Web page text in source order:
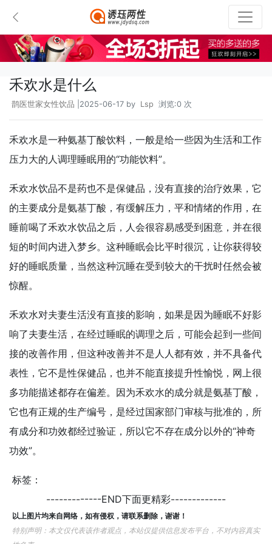
禾欢水是什么
鹊医世家女性饮品 |2025-06-17 by Lsp 浏览:0 次
禾欢水是一种氨基丁酸饮料，一般是给一些因为生活和工作
压力大的人调理睡眠用的“功能饮料”。
禾欢水饮品不是药也不是保健品，没有直接的治疗效果，它
的主要成分是氨基丁酸，有缓解压力，平和情绪的作用，在
睡前喝了禾欢水饮品之后，人会很容易感受到困意，并在很
短的时间内进入梦乡。这种睡眠会比平时很沉，让你获得较
好的睡眠质量，当然这种沉睡在受到较大的干扰时任然会被
惊醒。
禾欢水对夫妻生活没有直接的影响，如果是因为睡眠不好影
响了夫妻生活，在经过睡眠的调理之后，可能会起到一些间
接的改善作用，但这种改善并不是人人都有效，并不具备代
表性，它不是性保健品，也并不能直接提升性愉悦，网上很
多功能描述都存在偏差。因为禾欢水的成分就是氨基丁酸，
它也有正规的生产编号，是经过国家部门审核与批准的，所
有成分和功效都经过验证，所以它不存在成分以外的“神奇
功效”。
标签：
-------------END下面更精彩-------------
以上图片均来自网络，如有侵权，请联系删除，谢谢！
特别声明：本文仅代表该作者观点，本站仅提供信息发布平台，不对内容真实